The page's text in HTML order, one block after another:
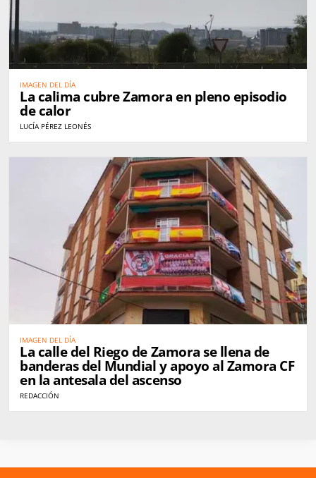
IMAGEN DEL DÍA
La calima cubre Zamora en pleno episodio
de calor
LUCÍA PÉREZ LEONÉS
IMAGEN DEL DÍA
La calle del Riego de Zamora se llena de
banderas del Mundial y apoyo al Zamora CF
en la antesala del ascenso
REDACCIÓN